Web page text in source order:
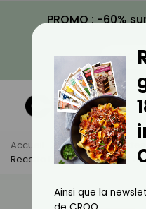
PROMO : -60%
Accueil Actus
Recettes
Recette De Croquettes De
Ainsi que la